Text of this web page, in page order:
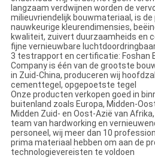
langzaam verdwijnen worden de
milieuvriendelijk bouwmateriaal, is
nauwkeurige kleurendimensies,
kwaliteit, zuivert duurzaamheids en
fijne vernieuwbare
3 testrapport en certificatie: Foshan
Company is één van de grootste
in Zuid-China, produceren wij
cementtegel, opgepoetste tegel
Onze producten verkopen goed in
buitenland zoals Europa, Midden-
Midden Zuid- en Oost-Azië van
team van hardworking en
personeel, wij meer dan 10
prima materiaal hebben om aan de
technologievereisten te voldoen